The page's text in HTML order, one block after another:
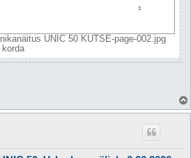
UNIC 50 KUTSE-page-002.jpg
korda
l